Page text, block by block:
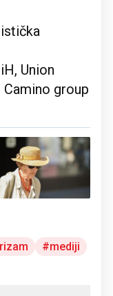
Union
Camino group
mediji